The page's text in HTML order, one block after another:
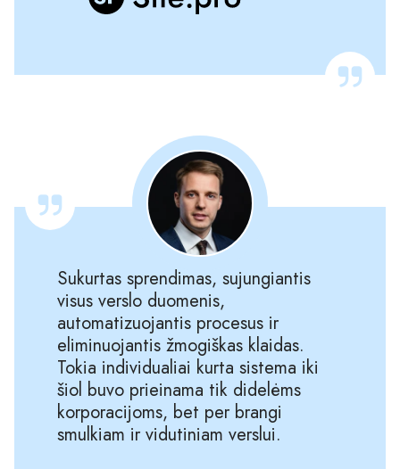
Sukurtas sprendimas, sujungiantis
visus verslo duomenis,
automatizuojantis procesus ir
eliminuojantis žmogiškas klaidas.
Tokia individualiai kurta sistema iki
šiol buvo prieinama tik didelėms
korporacijoms, bet per brangi
smulkiam ir vidutiniam verslui.